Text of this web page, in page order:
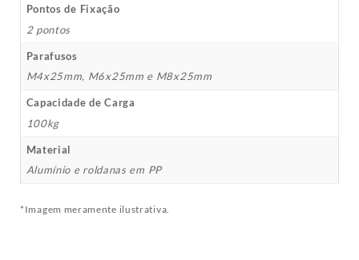
Pontos de Fixação
2 pontos
Parafusos
M4x25mm, M6x25mm e M8x25mm
Capacidade de Carga
100kg
Material
Alumínio e roldanas em PP
*Imagem meramente ilustrativa.